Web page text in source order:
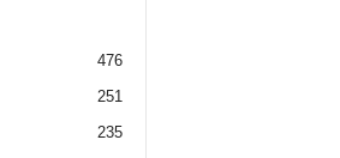
476
251
235